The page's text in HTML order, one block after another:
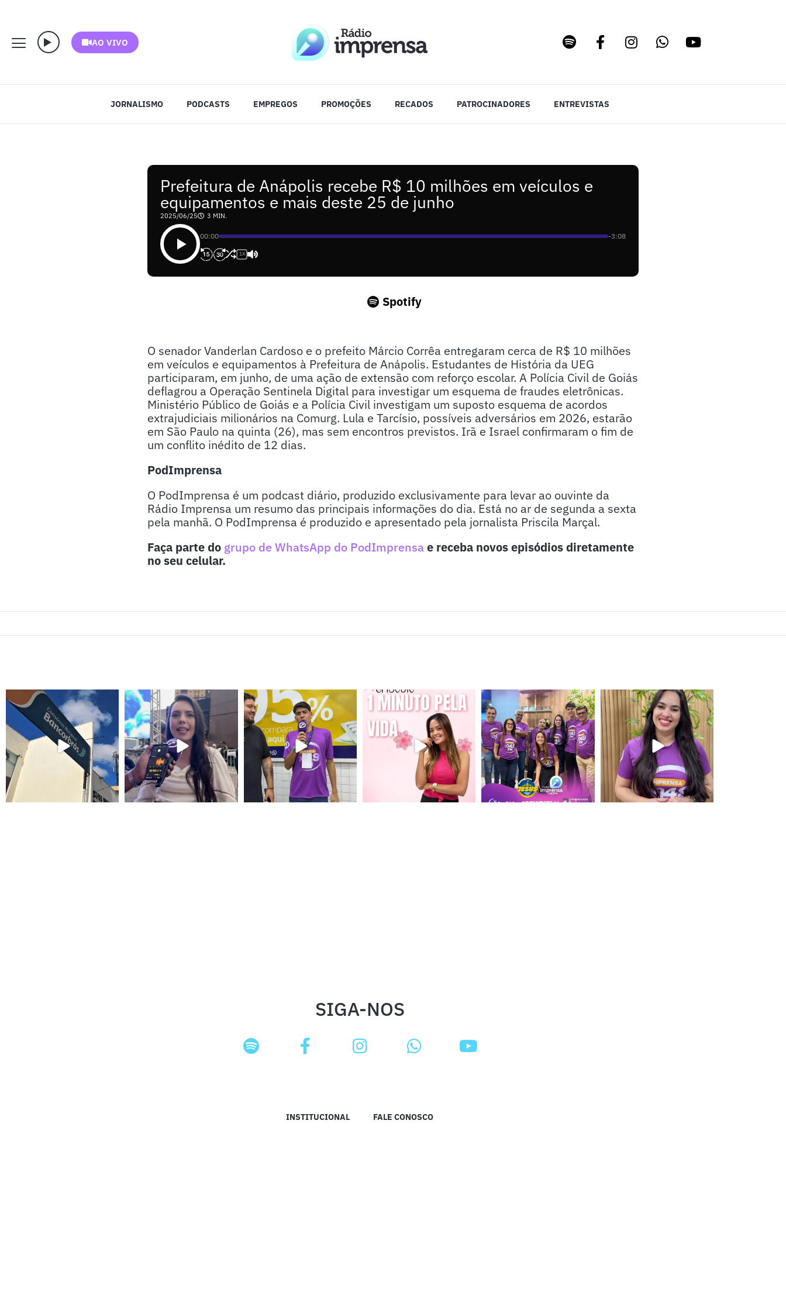
AO VIVO
JORNALISMO PODCASTS EMPREGOS PROMOÇÕES RECADOS PATROCINADORES ENTREVISTAS
Prefeitura de Anápolis recebe R$ 10 milhões em veículos e
equipamentos e mais deste 25 de junho
2025/06/25 3 MIN.
00:00 -3:08
1X
Spotify
O senador Vanderlan Cardoso e o prefeito Márcio Corrêa entregaram cerca de R$ 10 milhões
em veículos e equipamentos à Prefeitura de Anápolis. Estudantes de História da UEG
participaram, em junho, de uma ação de extensão com reforço escolar. A Polícia Civil de Goiás
deflagrou a Operação Sentinela Digital para investigar um esquema de fraudes eletrônicas.
Ministério Público de Goiás e a Polícia Civil investigam um suposto esquema de acordos
extrajudiciais milionários na Comurg. Lula e Tarcísio, possíveis adversários em 2026, estarão
em São Paulo na quinta (26), mas sem encontros previstos. Irã e Israel confirmaram o fim de
um conflito inédito de 12 dias.
PodImprensa
O PodImprensa é um podcast diário, produzido exclusivamente para levar ao ouvinte da
Rádio Imprensa um resumo das principais informações do dia. Está no ar de segunda a sexta
pela manhã. O PodImprensa é produzido e apresentado pela jornalista Priscila Marçal.
Faça parte do grupo de WhatsApp do PodImprensae receba novos episódios diretamente
no seu celular.
SIGA-NOS
INSTITUCIONAL FALE CONOSCO